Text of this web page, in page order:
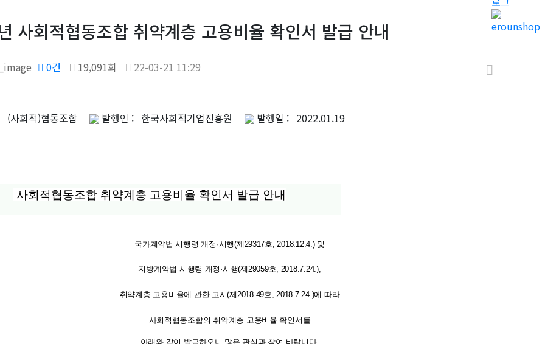
사회적협동조합 취약계층 고용비율 확인서 발급 안내
0건 19,091회 22-03-21 11:29
(사회적)협동조합 발행인 : 한국사회적기업진흥원 발행일 : 2022.01.19
사회적협동조합 취약계층 고용비율 확인서 발급 안내
국가계약법 시행령 개정 ·시행(제 29317호 , 2018.12.4.) 및
지방계약법 시행령 개정 ·시행(제29059호, 2018.7.24.),
취약계층 고용비율에 관한 고시(제 2018-49호 , 2018.7.24.)에 따라
사회적협동조합의 취약계층 고용비율 확인서를
아래와 같이 발급하오니 많은 관심과 참여 바랍니다.